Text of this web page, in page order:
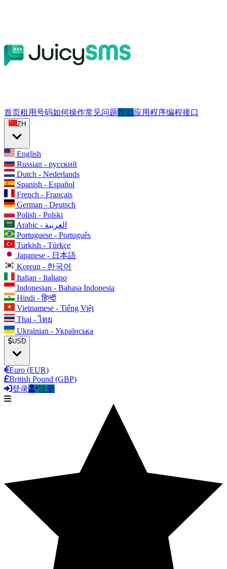
首页租用号码如何操作常见问题帮助应用程序编程接口
ZH
English
Russian - русский
Dutch - Nederlands
Spanish - Español
French - Français
German - Deutsch
Polish - Polski
Arabic - العربية
Portuguese - Português
Turkish - Türkçe
Japanese - 日本語
Korean - 한국어
Italian - Italiano
Indonesian - Bahasa Indonesia
Hindi - हिन्दी
Vietnamese - Tiếng Việt
Thai - ไทย
Ukrainian - Українська
USD
Euro (EUR)
British Pound (GBP)
登录
注册